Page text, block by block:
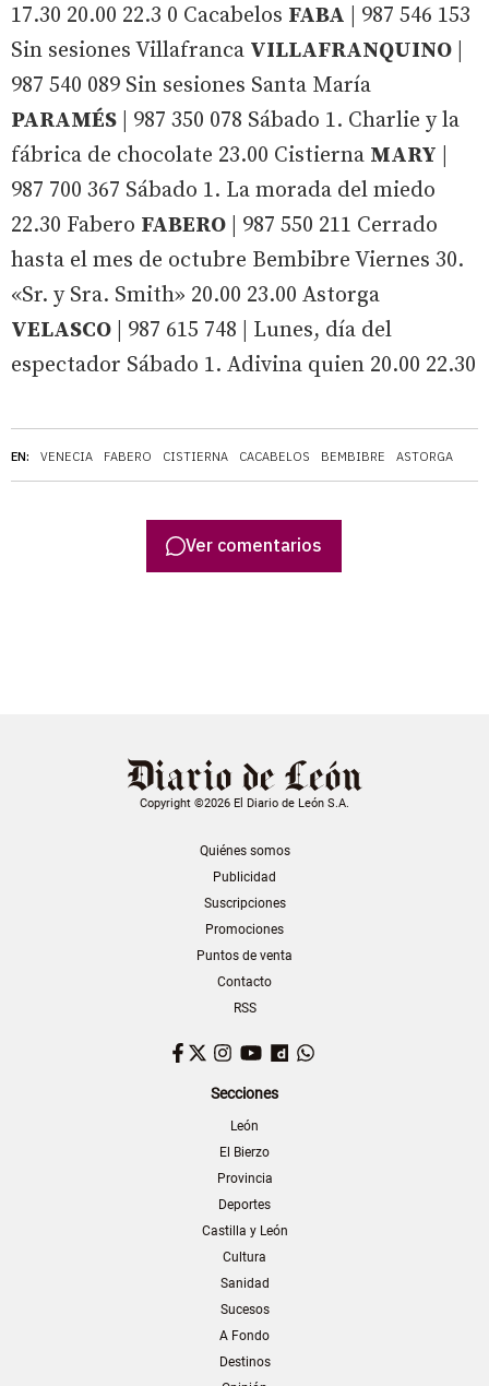
EN: VENECIA FABERO CISTIERNA CACABELOS BEMBIBRE ASTORGA
17.30 20.00 22.3 0 Cacabelos FABA | 987 546 153
Sin sesiones Villafranca VILLAFRANQUINO
987 540 089 Sin sesiones Santa María
PARAMÉS | 987 350 078 Sábado 1. Charlie y la
fábrica de chocolate 23.00 Cistierna MARY
987 700 367 Sábado 1. La morada del miedo
22.30 Fabero FABERO | 987 550 211 Cerrado
hasta el mes de octubre Bembibre Viernes 30.
«Sr. y Sra. Smith» 20.00 23.00 Astorga
VELASCO | 987 615 748 | Lunes, día del
espectador Sábado 1. Adivina quien 20.00 22.30
Ver comentarios
Copyright ©2026 El Diario de León S.A.
Quiénes somos
Publicidad
Suscripciones
Promociones
Puntos de venta
Contacto
RSS
Facebook
TwitterInstagram
YouTubeDailymotion
Secciones
León
El Bierzo
Provincia
Deportes
Castilla y León
Cultura
Sanidad
Sucesos
A Fondo
Destinos